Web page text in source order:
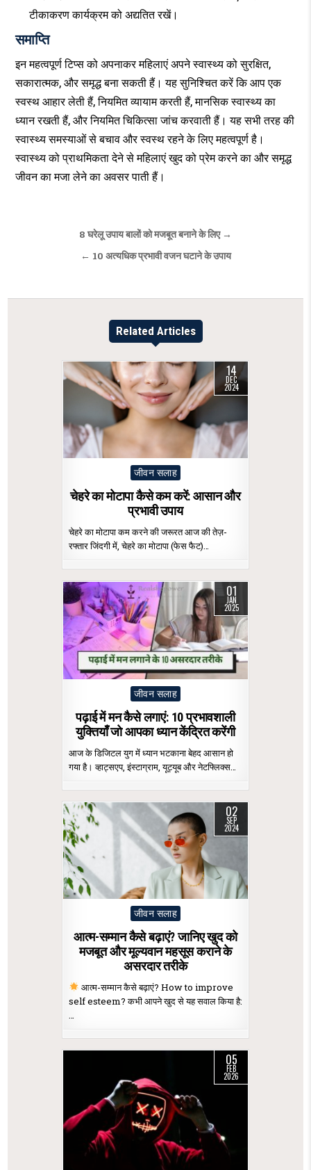
टीकाकरण कार्यक्रम को अद्यतित रखें।
समाप्ति
इन महत्वपूर्ण टिप्स को अपनाकर महिलाएं अपने स्वास्थ्य को सुरक्षित,
सकारात्मक, और समृद्ध बना सकती हैं। यह सुनिश्चित करें कि आप एक
स्वस्थ आहार लेती हैं, नियमित व्यायाम करती हैं, मानसिक स्वास्थ्य का
ध्यान रखती हैं, और नियमित चिकित्सा जांच करवाती हैं। यह सभी तरह की
स्वास्थ्य समस्याओं से बचाव और स्वस्थ रहने के लिए महत्वपूर्ण है।
स्वास्थ्य को प्राथमिकता देने से महिलाएं खुद को प्रेम करने का और समृद्ध
जीवन का मजा लेने का अवसर पाती हैं।
navigation
8 घरेलू उपाय बालों को मजबूत बनाने के लिए →
← 10 अत्यधिक प्रभावी वजन घटाने के उपाय
Related Articles
14
DEC
2024
Posted
जीवन सलाह
चेहरे का मोटापा कैसे कम करें: आसान और
प्रभावी उपाय
चेहरे का मोटापा कम करने की जरूरत आज की तेज़-
रफ्तार जिंदगी में, चेहरे का मोटापा (फेस फैट)…
01
JAN
2025
Posted
जीवन सलाह
पढ़ाई में मन कैसे लगाएं: 10 प्रभावशाली
युक्तियाँ जो आपका ध्यान केंद्रित करेंगी
आज के डिजिटल युग में ध्यान भटकाना बेहद आसान हो
गया है। व्हाट्सएप, इंस्टाग्राम, यूट्यूब और नेटफ्लिक्स…
02
SEP
2024
Posted
जीवन सलाह
आत्म-सम्मान कैसे बढ़ाएं? जानिए खुद को
मजबूत और मूल्यवान महसूस कराने के
असरदार तरीके
आत्म-सम्मान कैसे बढ़ाएं? How to improve
self esteem? कभी आपने खुद से यह सवाल किया है:
…
05
FEB
2026